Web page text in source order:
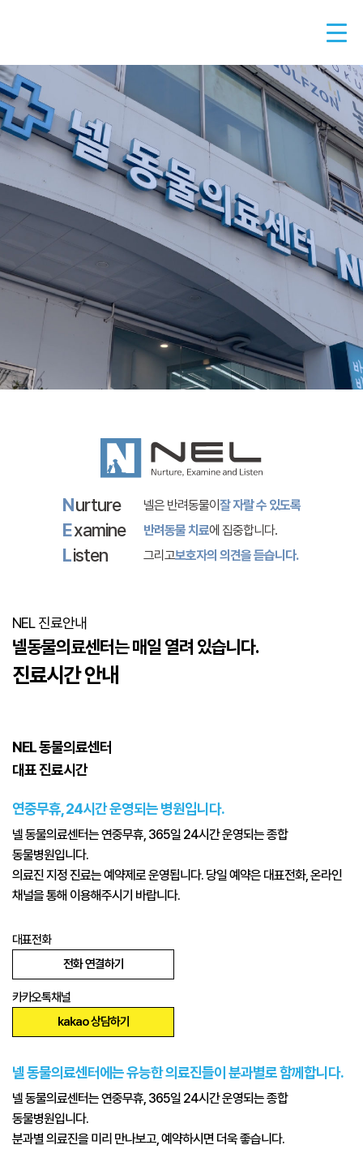
Nurture 넬은 반려동물이 잘 자랄 수 있도록
Examine 반려동물 치료에 집중합니다.
Listen 그리고보호자의 의견을 듣습니다.
NEL 진료안내
넬동물의료센터는 매일 열려 있습니다.
진료시간 안내
NEL 동물의료센터
대표 진료시간
연중무휴, 24시간 운영되는 병원입니다.
넬 동물의료센터는 연중무휴, 365일 24시간 운영되는 종합
동물병원입니다.
의료진 지정 진료는 예약제로 운영됩니다. 당일 예약은 대표전화, 온라인
채널을 통해 이용해주시기 바랍니다.
대표전화
전화 연결하기
카카오톡채널
kakao 상담하기
넬 동물의료센터에는 유능한 의료진들이 분과별로 함께합니다.
넬 동물의료센터는 연중무휴, 365일 24시간 운영되는 종합
동물병원입니다.
분과별 의료진을 미리 만나보고, 예약하시면 더욱 좋습니다.